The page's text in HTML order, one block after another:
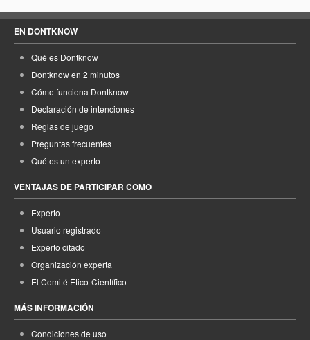
EN DONTKNOW
Qué es Dontknow
Dontknow en 2 minutos
Cómo funciona Dontknow
Declaración de intenciones
Reglas de juego
Preguntas frecuentes
Qué es un experto
VENTAJAS DE PARTICIPAR COMO
Experto
Usuario registrado
Experto citado
Organización experta
El Comité Ético-Científico
MÁS INFORMACIÓN
Condiciones de uso